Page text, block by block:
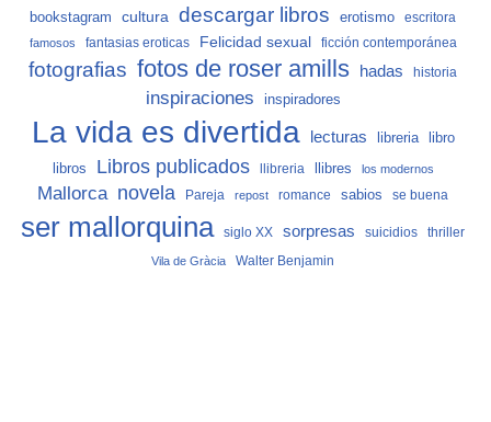
bookstagram cultura descargar libros erotismo escritora
famosos fantasias eroticas Felicidad sexual ficción contemporánea
fotografias fotos de roser amills hadas historia
inspiraciones inspiradores
La vida es divertida lecturas libreria
libro
libros
Libros publicados llibreria llibres los modernos
Mallorca novela Pareja repost romance sabios se buena
ser mallorquina siglo XX sorpresas suicidios thriller
Vila de Gràcia Walter Benjamin